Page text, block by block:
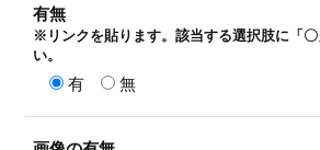
有無
※リンクを貼ります。該当する選択肢に「〇
い。
有 無